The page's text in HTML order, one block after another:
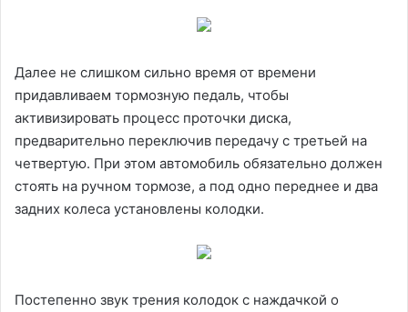
Далее не слишком сильно время от времени
придавливаем тормозную педаль, чтобы
активизировать процесс проточки диска,
предварительно переключив передачу с третьей на
четвертую. При этом автомобиль обязательно должен
стоять на ручном тормозе, а под одно переднее и два
задних колеса установлены колодки.
Постепенно звук трения колодок с наждачкой о